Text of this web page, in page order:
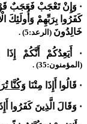
· وَإِنْ تَعْجَبْ فَعَجَبٌ
كَفَرُوا بِرَبِّهِمْ وَأُولَئِكَ
خَالِدُونَ (الرعد:5) .
· أَيَعِدُكُمْ أَنَّكُمْ
(المؤمنون:35) .
· قَالُوا أَإِذَا مِتْنَا وَكُنَّا
· وَقَالَ الَّذِينَ كَفَرُوا